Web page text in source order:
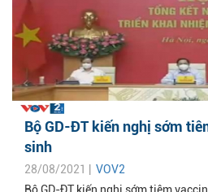
Bộ GD-ĐT kiến nghị sớm
sinh
28/08/2021 | VOV2